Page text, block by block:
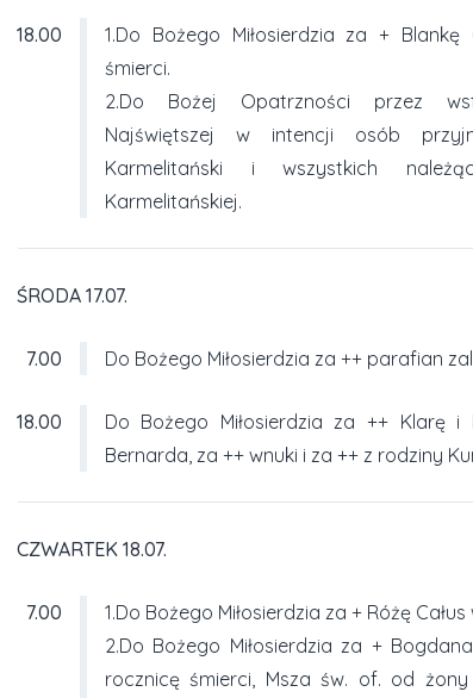
18.00
1.Do Bożego Miłosierdzia za +
śmierci.
2.Do Bożej Opatrzności przez
Najświętszej w intencji osób
Karmelitański i wszystkich
Karmelitańskiej.
ŚRODA 17.07.
7.00 Do Bożego Miłosierdzia za ++ parafian
18.00
Do Bożego Miłosierdzia za ++ Klarę i
Bernarda, za ++ wnuki i za ++ z rodziny
CZWARTEK 18.07.
7.00
1.Do Bożego Miłosierdzia za + Różę
2.Do Bożego Miłosierdzia za +
rocznicę śmierci, Msza św. of. od